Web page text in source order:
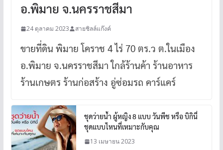
อ.พิมาย จ.นครราชสีมา
24 ตุลาคม 2023 สายชิลล์แก๊งค์
ขายที่ดิน พิมาย โคราช 4 ไร่ 70 ตร.ว ต.ในเมือง
อ.พิมาย จ.นครราชสีมา ใกล้ร้านค้า ร้านอาหาร
ร้านเกษตร ร้านก่อสร้าง อู่ซ่อมรถ คาร์แคร์
ชุดว่ายน้ำ ผู้หญิง 8 แบบ วันพีช หรือ บิกินี่
ชุดแบบไหนที่เหมาะกับคุณ
13 เมษายน 2023